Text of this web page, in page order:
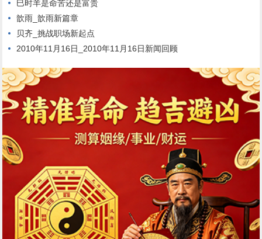
巳时羊是命苦还是富贵
歆雨_歆雨新篇章
贝齐_挑战职场新起点
2010年11月16日_2010年11月16日新闻回顾